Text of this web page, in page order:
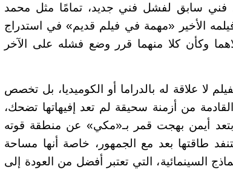
سابق لفشل فني جديد، تمامًا مثل محمد
الأخير «مهمة في فيلم قديم» في استدراج
وكأن كلا منهما قرر وضع فشله على الآخر
لا علاقة له بالدراما أو الكوميديا، بل تخصص
من أزمنة سحيقة لم تعد إفيهاتها تضحك،
أيمن بهجت قمر بـ«مكي» عن منطقة قوته
طاقتها بعد مع الجمهور، خاصة أنها مساحة
السينمائية، التي تعتبر أفضل من العودة إلى